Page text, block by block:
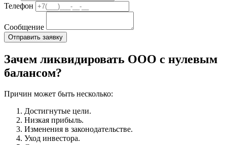
Телефон
Сообщение
Зачем ликвидировать ООО с нулевым
балансом?
Причин может быть несколько:
Достигнутые цели.
Низкая прибыль.
Изменения в законодательстве.
Уход инвестора.